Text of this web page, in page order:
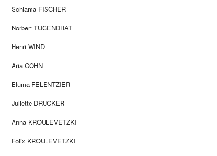
Schlama FISCHER
Norbert TUGENDHAT
Henri WIND
Aria COHN
Bluma FELENTZIER
Juliette DRUCKER
Anna KROULEVETZKI
Felix KROULEVETZKI